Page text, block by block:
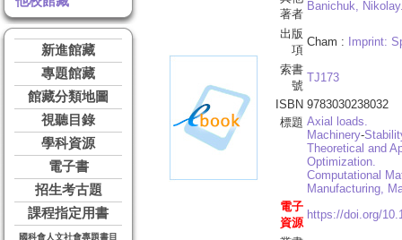
新進館藏
專題館藏
館藏分類地圖
視聽目錄
學科資源
電子書
招生考古題
課程指定用書
國科會人文社會專題書目
著者
Banichuk,
出版
項
Cham : Imprint:
索書
號
TJ173
ISBN 9783030238032
標題 Axial loads.
Machinery-
Theoretical and
Optimization.
Computational
Manufacturing,
電子
資源
https://doi.org/